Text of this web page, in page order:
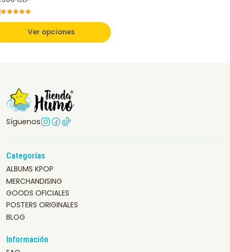
Ver opciones
Síguenos
Categorías
ALBUMS KPOP
MERCHANDISING
GOODS OFICIALES
POSTERS ORIGINALES
BLOG
Información